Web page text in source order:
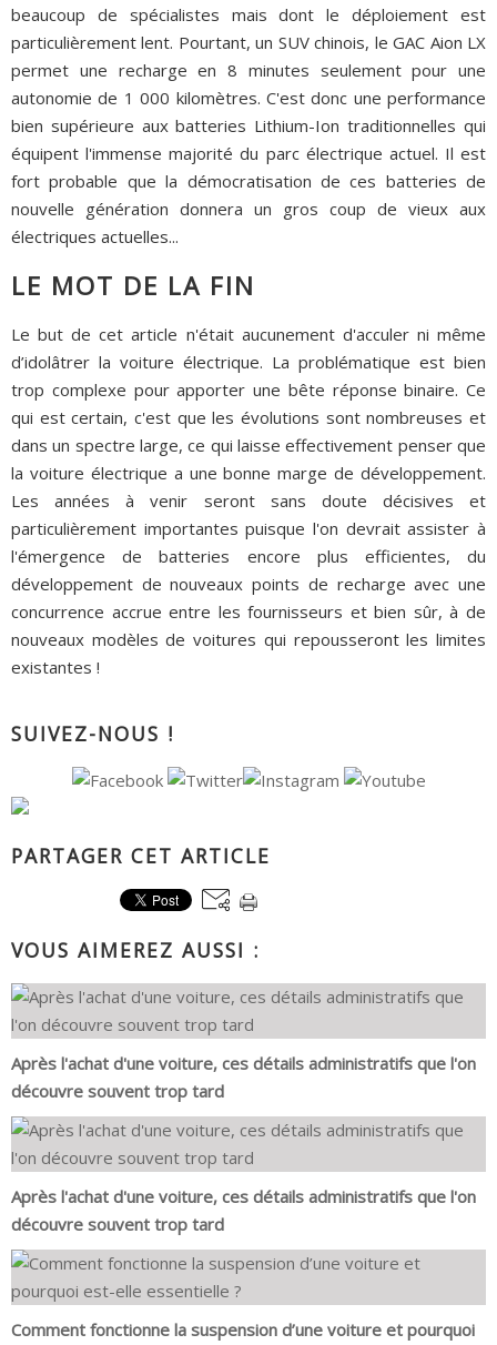
beaucoup de spécialistes mais dont le déploiement est
particulièrement lent. Pourtant, un SUV chinois, le GAC Aion LX
permet une recharge en 8 minutes seulement pour une
autonomie de 1 000 kilomètres. C'est donc une performance
bien supérieure aux batteries Lithium-Ion traditionnelles qui
équipent l'immense majorité du parc électrique actuel. Il est
fort probable que la démocratisation de ces batteries de
nouvelle génération donnera un gros coup de vieux aux
électriques actuelles...
LE MOT DE LA FIN
Le but de cet article n'était aucunement d'acculer ni même
d’idolâtrer la voiture électrique. La problématique est bien
trop complexe pour apporter une bête réponse binaire. Ce
qui est certain, c'est que les évolutions sont nombreuses et
dans un spectre large, ce qui laisse effectivement penser que
la voiture électrique a une bonne marge de développement.
Les années à venir seront sans doute décisives et
particulièrement importantes puisque l'on devrait assister à
l'émergence de batteries encore plus efficientes, du
développement de nouveaux points de recharge avec une
concurrence accrue entre les fournisseurs et bien sûr, à de
nouveaux modèles de voitures qui repousseront les limites
existantes !
SUIVEZ-NOUS !
PARTAGER CET ARTICLE
VOUS AIMEREZ AUSSI :
Après l'achat d'une voiture, ces détails administratifs que l'on
découvre souvent trop tard
Après l'achat d'une voiture, ces détails administratifs que l'on
découvre souvent trop tard
Comment fonctionne la suspension d’une voiture et pourquoi